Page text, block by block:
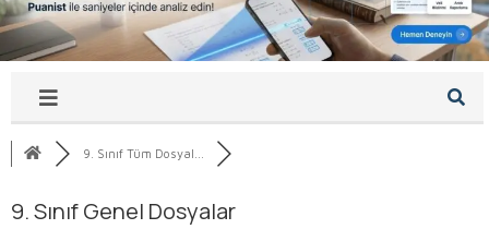
9. Sınıf Tüm Dosyal...
9. Sınıf Genel Dosyalar